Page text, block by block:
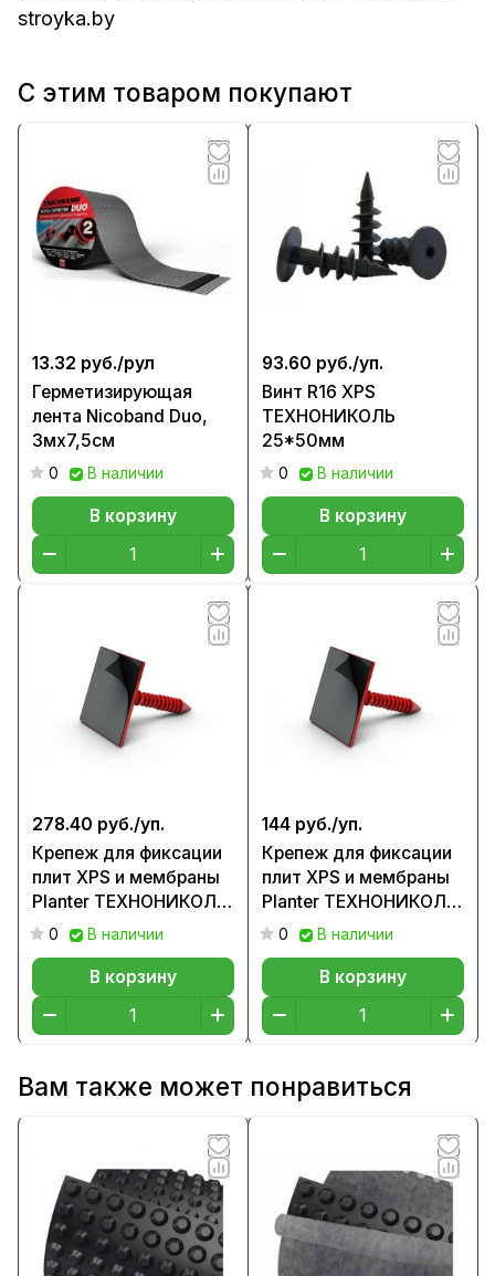
stroyka.by
С этим товаром покупают
13.32 руб./рул
Герметизирующая
лента Nicoband Duo,
3мх7,5см
0 В наличии
В корзину
93.60 руб./уп.
Винт R16 XPS
ТЕХНОНИКОЛЬ
25*50мм
0 В наличии
В корзину
278.40 руб./уп.
Крепеж для фиксации
плит XPS и мембраны
Planter ТЕХНОНИКОЛЬ
№02
0 В наличии
В корзину
144 руб./уп.
Крепеж для фиксации
плит XPS и мембраны
Planter ТЕХНОНИКОЛЬ
№01
0 В наличии
В корзину
Вам также может понравиться